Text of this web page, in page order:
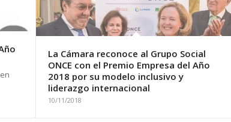
La Cámara reconoce al Grupo Social
ONCE con el Premio Empresa del Año
2018 por su modelo inclusivo y
liderazgo internacional
10/11/2018